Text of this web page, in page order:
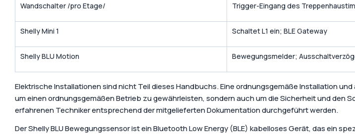
Wandschalter /pro Etage/ Trigger-Eingang des
Shelly Mini 1 Schaltet L1 ein; BLE Gateway
Shelly BLU Motion Bewegungsmelder;
Elektrische Installationen sind nicht Teil dieses Handbuchs. Eine ordnungsgemäße Installation
um einen ordnungsgemäßen Betrieb zu gewährleisten, sondern auch um die Sicherheit und
erfahrenen Techniker entsprechend der mitgelieferten Dokumentation durchgeführt werden.
Der Shelly BLU Bewegungssensor ist ein Bluetooth Low Energy (BLE) kabelloses Gerät, das ein